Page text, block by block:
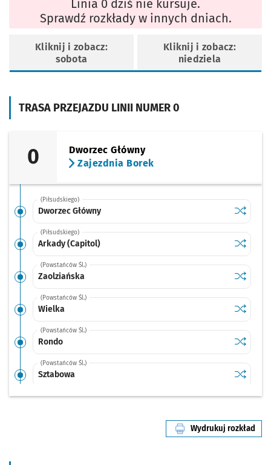
TRASA PRZEJAZDU LINII NUMER 0
0
Dworzec Główny
Zajezdnia Borek
(Piłsudskiego)
Dworzec Główny Sprawdź
Dworzec
(Piłsudskiego)
Arkady (Capitol) Sprawdź
Arkady
(Powstańców Śl.)
Zaolziańska Sprawdź
(Powstańców Śl.)
Wielka Sprawdź
Wielka
(Powstańców Śl.)
Rondo Sprawdź
Rondo
(Powstańców Śl.)
Sztabowa Sprawdź
Sztabowa
(Powstańców Śl.)
Sprawdź
Wydrukuj rozkład
Linia 0 dziś nie kursuje.
Sprawdź rozkłady w innych dniach.
Kliknij i zobacz:
sobota
Kliknij i zobacz:
niedziela